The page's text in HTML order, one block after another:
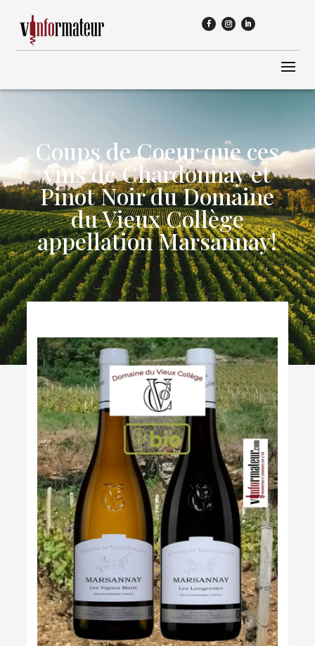
Coups de Coeur que ces
vins de Chardonnay et
Pinot Noir du Domaine
du Vieux Collège
appellation Marsannay!